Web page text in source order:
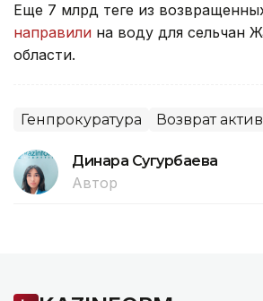
Еще 7 млрд теңге из
направили на воду для сельчан
области.
Генпрокуратура Возврат
Динара Сугурбаева
Автор